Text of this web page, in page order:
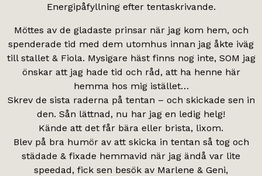
Energipåfyllning efter tentaskrivande.
Möttes av de gladaste prinsar när jag kom hem, och
spenderade tid med dem utomhus innan jag åkte iväg
till stallet & Fiola. Mysigare häst finns nog inte, SOM jag
önskar att jag hade tid och råd, att ha henne här
hemma hos mig istället…
Skrev de sista raderna på tentan – och skickade sen in
den. Sån lättnad, nu har jag en ledig helg!
Kände att det får bära eller brista, lixom.
Blev på bra humör av att skicka in tentan så tog och
städade & fixade hemmavid när jag ändå var lite
speedad, fick sen besök av Marlene & Geni,